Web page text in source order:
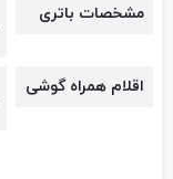
مشخصات باتری
اقلام همراه گوشی